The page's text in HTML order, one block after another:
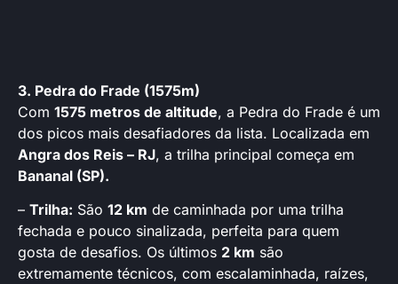
3. Pedra do Frade (1575m)
Com 1575 metros de altitude, a Pedra do Frade é um
dos picos mais desafiadores da lista. Localizada em
Angra dos Reis – RJ, a trilha principal começa em
Bananal (SP).
– Trilha: São 12 km de caminhada por uma trilha
fechada e pouco sinalizada, perfeita para quem
gosta de desafios. Os últimos 2 km são
extremamente técnicos, com escalaminhada, raízes,